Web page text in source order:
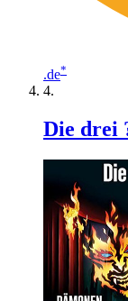
.de*
Die drei